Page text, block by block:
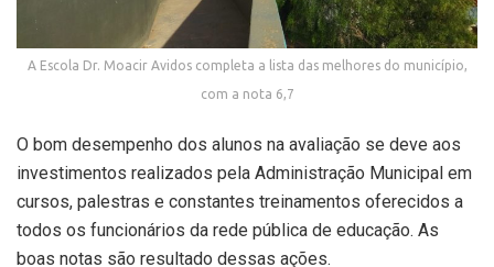
A Escola Dr. Moacir Avidos completa a lista das melhores do município,
com a nota 6,7
O bom desempenho dos alunos na avaliação se deve aos
investimentos realizados pela Administração Municipal em
cursos, palestras e constantes treinamentos oferecidos a
todos os funcionários da rede pública de educação. As
boas notas são resultado dessas ações.